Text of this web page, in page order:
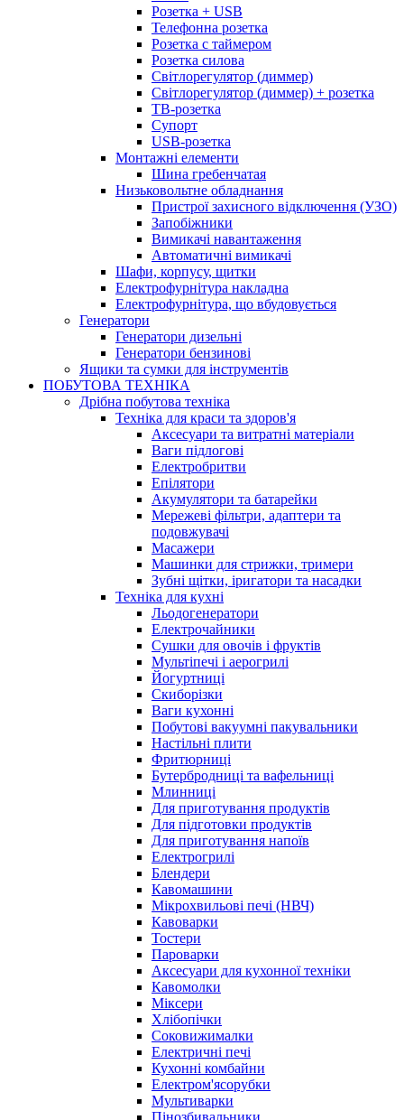
Розетка + USB
Телефонна розетка
Розетка с таймером
Розетка силова
Світлорегулятор (диммер)
Світлорегулятор (диммер) + розетка
ТВ-розетка
Супорт
USB-розетка
Монтажні елементи
Шина гребенчатая
Низьковольтне обладнання
Пристрої захисного відключення (УЗО)
Запобіжники
Вимикачі навантаження
Автоматичні вимикачі
Шафи, корпусу, щитки
Електрофурнітура накладна
Електрофурнітура, що вбудовується
Генератори
Генератори дизельні
Генератори бензинові
Ящики та сумки для інструментів
ПОБУТОВА ТЕХНІКА
Дрібна побутова техніка
Техніка для краси та здоров'я
Аксесуари та витратні матеріали
Ваги підлогові
Електробритви
Епілятори
Акумулятори та батарейки
Мережеві фільтри, адаптери та
подовжувачі
Масажери
Машинки для стрижки, тримери
Зубні щітки, іригатори та насадки
Техніка для кухні
Льодогенератори
Електрочайники
Сушки для овочів і фруктів
Мультіпечі і аерогрилі
Йогуртниці
Скиборізки
Ваги кухонні
Побутові вакуумні пакувальники
Настільні плити
Фритюрниці
Бутербродниці та вафельниці
Млинниці
Для приготування продуктів
Для підготовки продуктів
Для приготування напоїв
Електрогрилі
Блендери
Кавомашини
Мікрохвильові печі (НВЧ)
Кавоварки
Тостери
Пароварки
Аксесуари для кухонної техніки
Кавомолки
Міксери
Хлібопічки
Соковижималки
Електричні печі
Кухонні комбайни
Електром'ясорубки
Мультиварки
Пінозбивальники